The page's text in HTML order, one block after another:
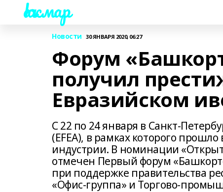
Һаҡмар
Новости 30 ЯНВАРЯ 2020, 06:27
Форум
получил
Евразийском
С 22 по 24 января в Санкт-
(EFEA), в рамках которого
индустрии. В номинации
отмечен Первый форум
при поддержке правительства
«Офис-группа» и Торгово-